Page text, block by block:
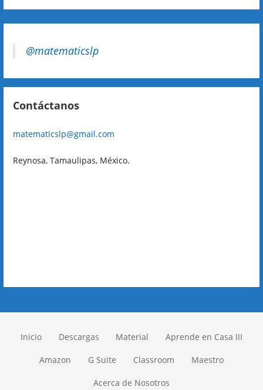
@matematicslp
Contáctanos
matematicslp@gmail.com
Reynosa, Tamaulipas, México.
Inicio Descargas Material Aprende en Casa III
Amazon G Suite Classroom Maestro
Acerca de Nosotros